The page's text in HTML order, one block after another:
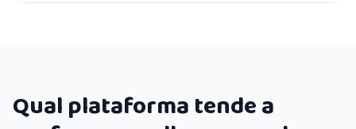
Qual plataforma tende a